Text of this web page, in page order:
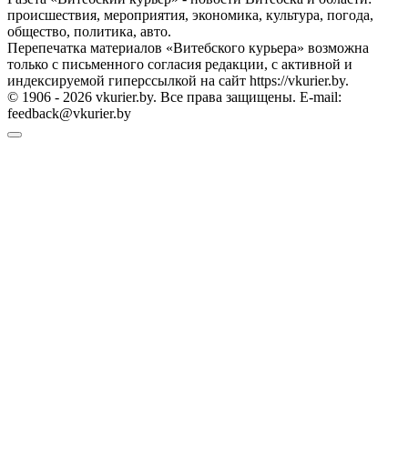
происшествия, мероприятия, экономика, культура, погода,
общество, политика, авто.
Перепечатка материалов «Витебского курьера» возможна
только с письменного согласия редакции, с активной и
индексируемой гиперссылкой на сайт https://vkurier.by.
© 1906 - 2026 vkurier.by. Все права защищены. E-mail:
feedback@vkurier.by